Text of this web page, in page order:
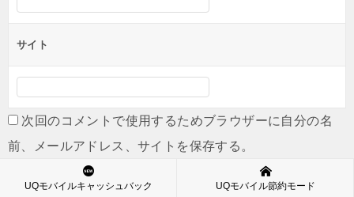
ョ
ンサイト
次回のコメントで使用するためブラウザーに自分の名
前、メールアドレス、サイトを保存する。
UQモバイルキャッシュバック UQモバイル節約モード